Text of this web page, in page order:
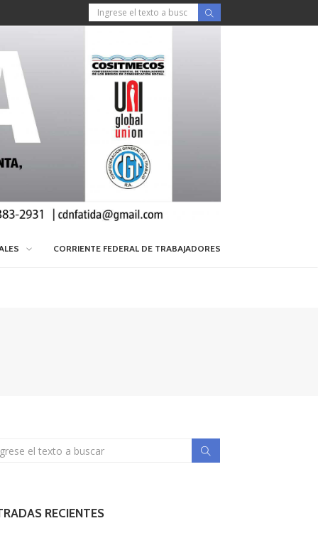
CORRIENTE FEDERAL DE TRABAJADORES
RECIENTES